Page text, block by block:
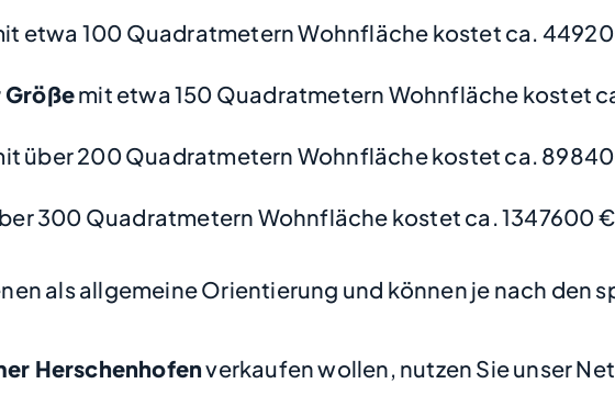
etwa 100 Quadratmetern Wohnfläche kostet ca.
Größemit etwa 150 Quadratmetern Wohnfläche kostet
über 200 Quadratmetern Wohnfläche kostet ca.
300 Quadratmetern Wohnfläche kostet ca. 1347600
als allgemeine Orientierung und können je nach den
Herschenhofenverkaufen wollen, nutzen Sie unser